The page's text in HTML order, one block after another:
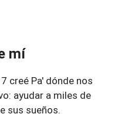
mí
creé Pa' dónde nos
ayudar a miles de
sus sueños.